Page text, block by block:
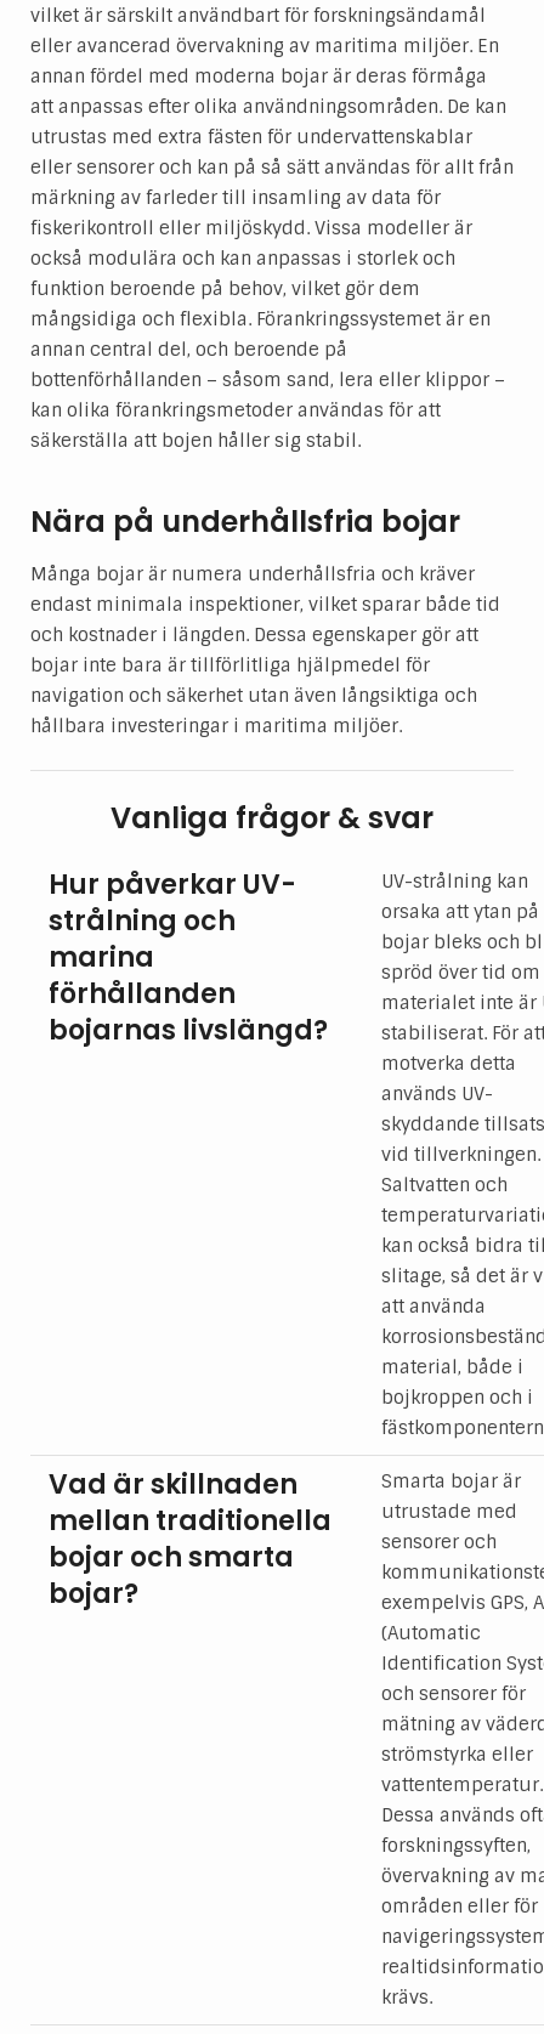
vilket är särskilt användbart för forskningsändamål
eller avancerad övervakning av maritima miljöer. En
annan fördel med moderna bojar är deras förmåga
att anpassas efter olika användningsområden. De kan
utrustas med extra fästen för undervattenskablar
eller sensorer och kan på så sätt användas för allt från
märkning av farleder till insamling av data för
fiskerikontroll eller miljöskydd. Vissa modeller är
också modulära och kan anpassas i storlek och
funktion beroende på behov, vilket gör dem
mångsidiga och flexibla. Förankringssystemet är en
annan central del, och beroende på
bottenförhållanden – såsom sand, lera eller klippor –
kan olika förankringsmetoder användas för att
säkerställa att bojen håller sig stabil.
Nära på underhållsfria bojar
Många bojar är numera underhållsfria och kräver
endast minimala inspektioner, vilket sparar både tid
och kostnader i längden. Dessa egenskaper gör att
bojar inte bara är tillförlitliga hjälpmedel för
navigation och säkerhet utan även långsiktiga och
hållbara investeringar i maritima miljöer.
Vanliga frågor & svar
Hur påverkar UV-
strålning och
marina
förhållanden
bojarnas livslängd?
UV-strålning kan
orsaka att ytan på
bojar bleks och
spröd över tid om
materialet inte är
stabiliserat. För
motverka detta
används UV-
skyddande
vid tillverkningen.
Saltvatten och
kan också bidra
slitage, så det är
att använda
material, både i
bojkroppen och i
Vad är skillnaden
mellan traditionella
bojar och smarta
bojar?
Smarta bojar är
utrustade med
sensorer och
exempelvis GPS,
(Automatic
Identification
och sensorer för
mätning av
strömstyrka eller
vattentemperatur.
Dessa används
forskningssyften,
övervakning av
områden eller för
krävs.